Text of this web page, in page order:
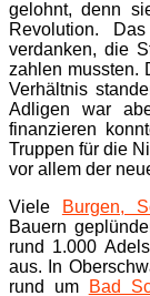
gelohnt, denn
Revolution.
verdanken, die
zahlen mussten.
Verhältnis
Adligen war
finanzieren
Truppen für die
vor allem der
Viele
Burgen,
Bauern
rund 1.000
aus. In
rund um
Bad